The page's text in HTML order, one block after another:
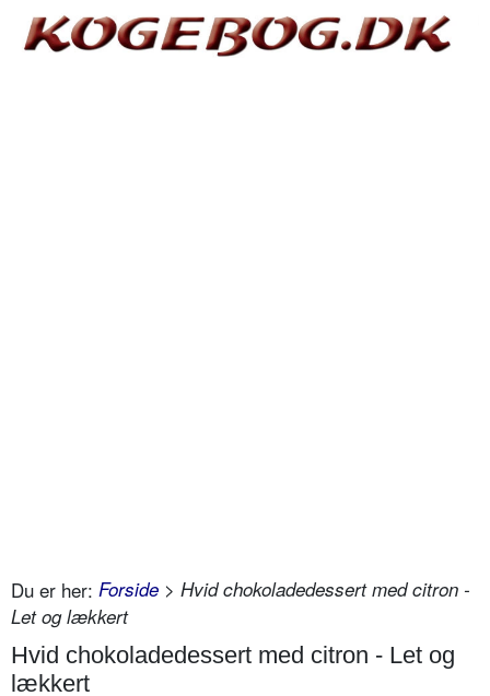
Du er her: Forside > Hvid chokoladedessert med citron -
Let og lækkert
Hvid chokoladedessert med citron - Let og
lækkert